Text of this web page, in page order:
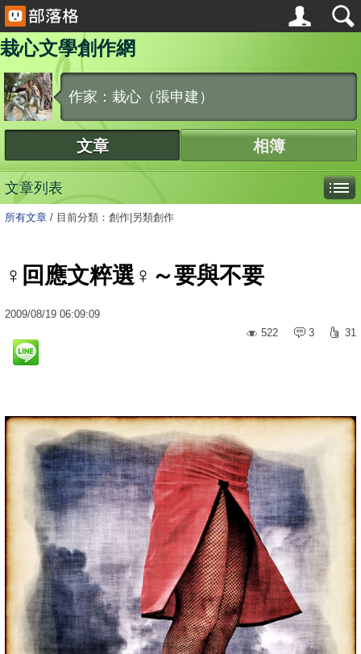
栽心文學創作網
作家：栽心（張申建）
文章 相簿
文章列表
所有文章 / 目前分類：創作|另類創作
♀回應文粹選♀～要與不要
2009/08/19 06:09:09
522
3 31